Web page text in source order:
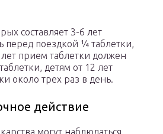
составляет 3-6 лет
перед поездкой ¼ таблетки,
лет прием таблетки должен
детям от 12 лет
около трех раз в день.
действие
могут наблюдаться